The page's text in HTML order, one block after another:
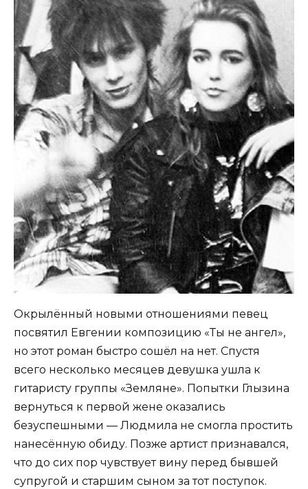
Окрылённый новыми отношениями певец
посвятил Евгении композицию «Ты не ангел»,
но этот роман быстро сошёл на нет. Спустя
всего несколько месяцев девушка ушла к
гитаристу группы «Земляне». Попытки Глызина
вернуться к первой жене оказались
безуспешными — Людмила не смогла простить
нанесённую обиду. Позже артист признавался,
что до сих пор чувствует вину перед бывшей
супругой и старшим сыном за тот поступок.